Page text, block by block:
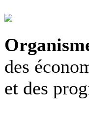
des
et des